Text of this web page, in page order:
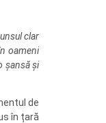
clar
oameni
șansă și
de
în țară